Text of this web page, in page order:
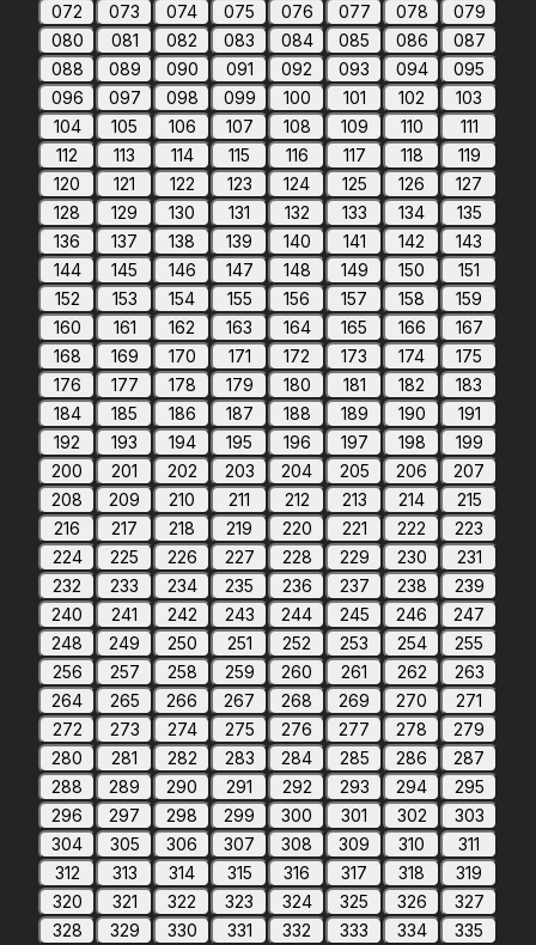
072
073 074 075 076 077 078
079
080
081 082 083 084 085 086
087
088
089 090 091 092 093 094
095
096
097 098 099 100 101 102
103
104
105 106 107 108 109 110
111
112
113 114 115 116 117 118
119
120
121 122 123 124 125 126
127
128
129 130 131 132 133 134
135
136
137 138 139 140 141 142
143
144
145 146 147 148 149 150
151
152
153 154 155 156 157 158
159
160
161 162 163 164 165 166
167
168
169 170 171 172 173 174
175
176
177 178 179 180 181 182
183
184
185 186 187 188 189 190
191
192
193 194 195 196 197 198
199
200
201 202 203 204 205 206
207
208
209 210 211 212 213 214
215
216
217 218 219 220 221 222
223
224
225 226 227 228 229 230
231
232
233 234 235 236 237 238
239
240
241 242 243 244 245 246
247
248
249 250 251 252 253 254
255
256
257 258 259 260 261 262
263
264
265 266 267 268 269 270
271
272
273 274 275 276 277 278
279
280
281 282 283 284 285 286
287
288
289 290 291 292 293 294
295
296
297 298 299 300 301 302
303
304
305 306 307 308 309 310
311
312
313 314 315 316 317 318
319
320
321 322 323 324 325 326
327
328
329 330 331 332 333 334
335